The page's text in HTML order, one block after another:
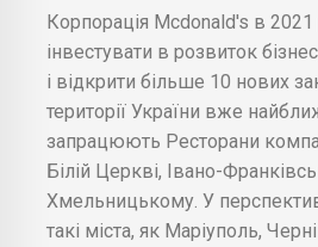
Корпорація Mcdonald's в 2021
інвестувати в розвиток
і відкрити більше 10 нових
території України вже
запрацюють Ресторани
Білій Церкві, Івано-
Хмельницькому. У
такі міста, як Маріуполь,